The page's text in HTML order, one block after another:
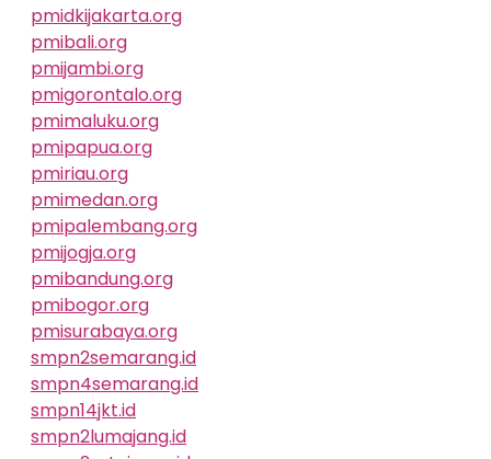
pmidkijakarta.org
pmibali.org
pmijambi.org
pmigorontalo.org
pmimaluku.org
pmipapua.org
pmiriau.org
pmimedan.org
pmipalembang.org
pmijogja.org
pmibandung.org
pmibogor.org
pmisurabaya.org
smpn2semarang.id
smpn4semarang.id
smpn14jkt.id
smpn2lumajang.id